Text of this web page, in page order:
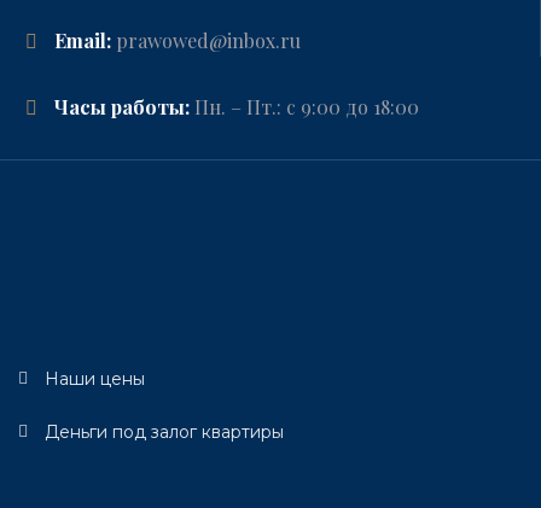
Email: prawowed@inbox.ru
Часы работы: Пн. – Пт.: с 9:00 до 18:00
Наши цены
Деньги под залог квартиры